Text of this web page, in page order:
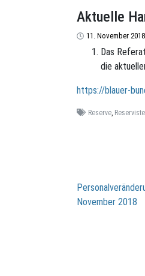
Aktuelle
11. November 2018
Das
die
https://blauer-
Reserve,
November 2018